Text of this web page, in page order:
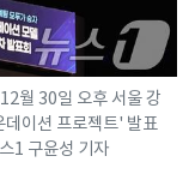
월 30일 오후 서울 강
이션 프로젝트' 발표
1 구윤성 기자